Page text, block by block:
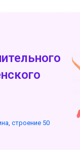
строение 50